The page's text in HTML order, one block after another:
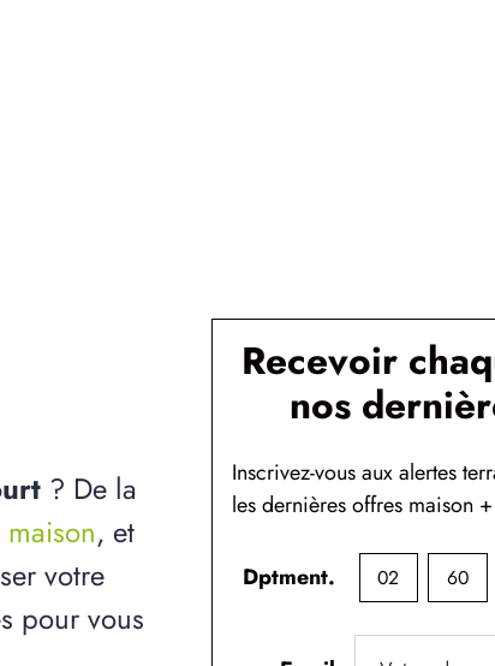
? De la
, et
votre
pour vous
Recevoir
nos
Inscrivez-vous aux alertes
les dernières offres maison
Dptment. 02 60